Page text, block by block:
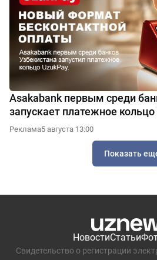
Asakabank первым среди
запускает платежное
Реклама5 августа 13:00
Показать
НовостиСтатьи
Свидетельство о регистрации